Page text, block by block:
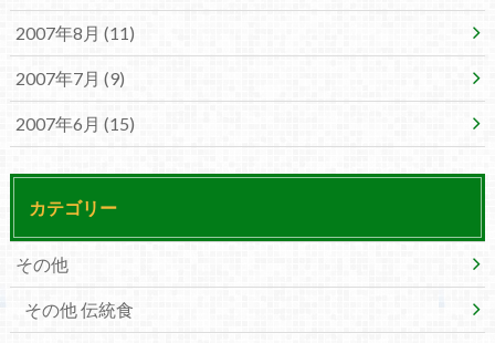
2007年8月 (11)
2007年7月 (9)
2007年6月 (15)
カテゴリー
その他
その他 伝統食